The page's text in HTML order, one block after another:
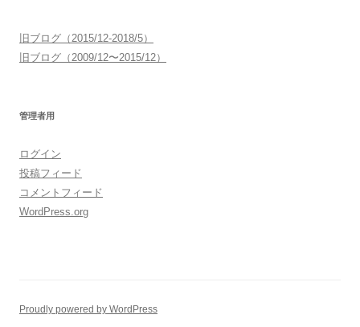
旧ブログ（2015/12-2018/5）
旧ブログ（2009/12〜2015/12）
管理者用
ログイン
投稿フィード
コメントフィード
WordPress.org
Proudly powered by WordPress